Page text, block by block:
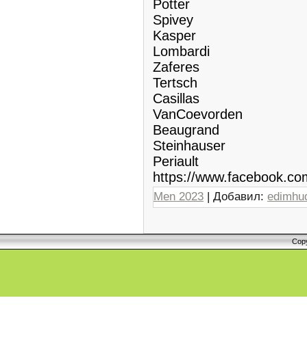
Potter
Spivey
Kasper
Lombardi
Zaferes
Tertsch
Casillas
VanCoevorden
Beaugrand
Steinhauser
Periault
https://
Men 2023 | Добавил: